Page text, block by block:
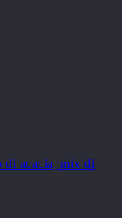
di acacia, mix di